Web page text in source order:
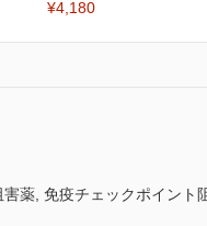
¥4,180
薬, 免疫チェックポイント